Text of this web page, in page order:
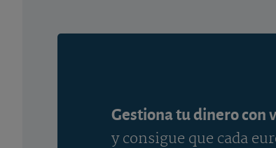
Gestiona tu dinero con
y consigue que cada